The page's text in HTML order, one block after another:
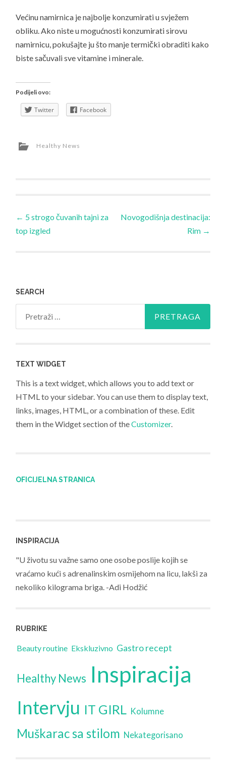
Većinu namirnica je najbolje konzumirati u svježem
obliku. Ako niste u mogućnosti konzumirati sirovu
namirnicu, pokušajte ju što manje termički obraditi kako
biste sačuvali sve vitamine i minerale.
Podijeli ovo:
Twitter Facebook
Healthy News
← 5 strogo čuvanih tajni za
top izgled
Novogodišnja destinacija:
Rim →
SEARCH
TEXT WIDGET
This is a text widget, which allows you to add text or
HTML to your sidebar. You can use them to display text,
links, images, HTML, or a combination of these. Edit
them in the Widget section of theCustomizer.
OFICIJELNA STRANICA
INSPIRACIJA
"U životu su važne samo one osobe poslije kojih se
vraćamo kući s adrenalinskim osmijehom na licu, lakši za
nekoliko kilograma briga. -Adi Hodžić
RUBRIKE
Beauty routine Ekskluzivno Gastro recept
Healthy News Inspiracija
Intervju IT GIRL Kolumne
Muškarac sa stilom Nekategorisano